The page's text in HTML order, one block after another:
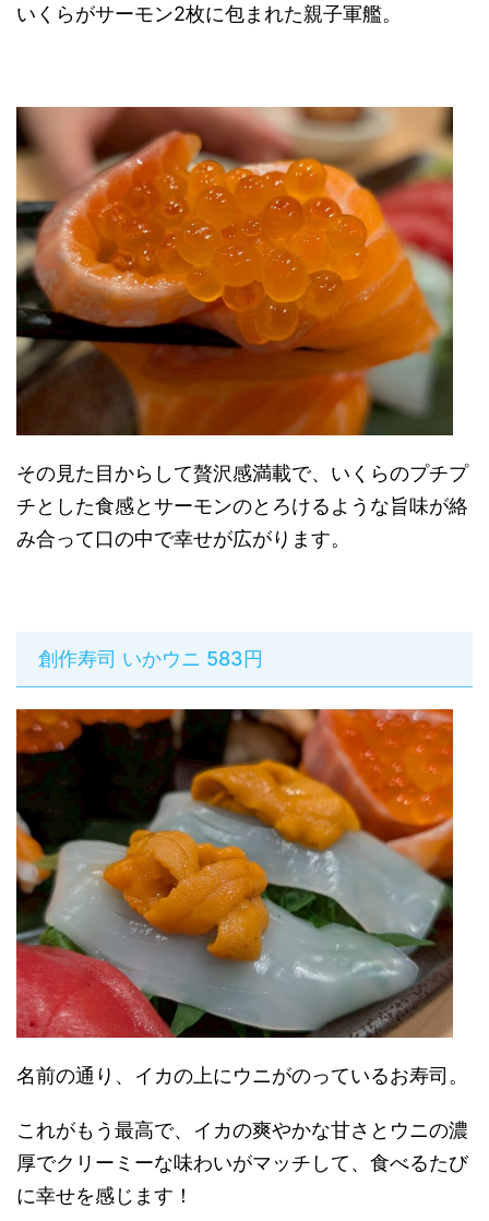
いくらがサーモン2枚に包まれた親子軍艦。
その見た目からして贅沢感満載で、いくらのプチプ
チとした食感とサーモンのとろけるような旨味が絡
み合って口の中で幸せが広がります。
創作寿司 いかウニ 583円
名前の通り、イカの上にウニがのっているお寿司。
これがもう最高で、イカの爽やかな甘さとウニの濃
厚でクリーミーな味わいがマッチして、食べるたび
に幸せを感じます！